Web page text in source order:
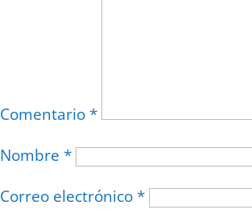
Comentario *
Nombre *
Correo electrónico *